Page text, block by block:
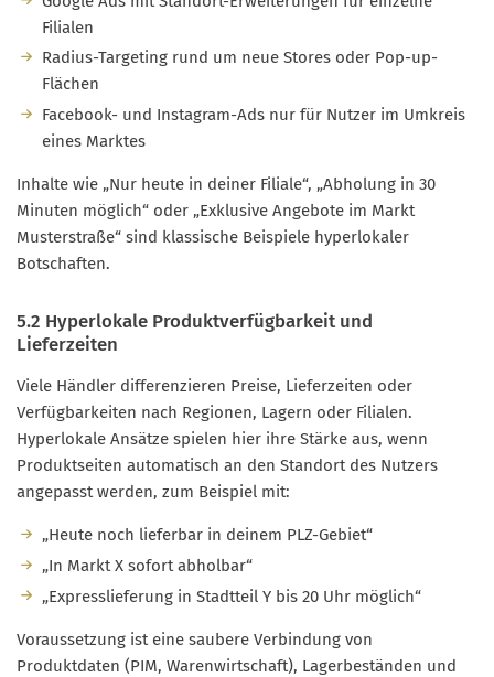
Filialen
Radius-Targeting rund um neue Stores oder Pop-up-
Flächen
Facebook- und Instagram-Ads nur für Nutzer im Umkreis
eines Marktes
Inhalte wie „Nur heute in deiner Filiale“, „Abholung in 30
Minuten möglich“ oder „Exklusive Angebote im Markt
Musterstraße“ sind klassische Beispiele hyperlokaler
Botschaften.
5.2 Hyperlokale Produktverfügbarkeit und
Lieferzeiten
Viele Händler differenzieren Preise, Lieferzeiten oder
Verfügbarkeiten nach Regionen, Lagern oder Filialen.
Hyperlokale Ansätze spielen hier ihre Stärke aus, wenn
Produktseiten automatisch an den Standort des Nutzers
angepasst werden, zum Beispiel mit:
„Heute noch lieferbar in deinem PLZ-Gebiet“
„In Markt X sofort abholbar“
„Expresslieferung in Stadtteil Y bis 20 Uhr möglich“
Voraussetzung ist eine saubere Verbindung von
Produktdaten (PIM, Warenwirtschaft), Lagerbeständen und